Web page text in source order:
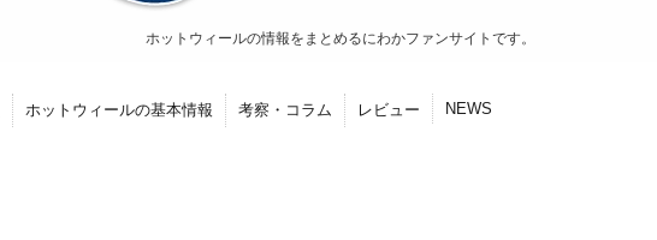
ホットウィールの情報をまとめるにわかファンサイトです。
ホットウィールの基本情報 考察・コラム レビュー NEWS